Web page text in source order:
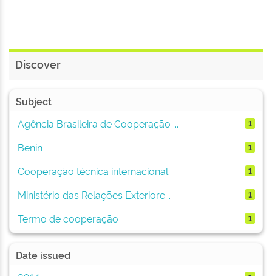
Discover
Subject
Agência Brasileira de Cooperação ...
1
Benin 1
Cooperação técnica internacional 1
Ministério das Relações Exteriore... 1
Termo de cooperação 1
Date issued